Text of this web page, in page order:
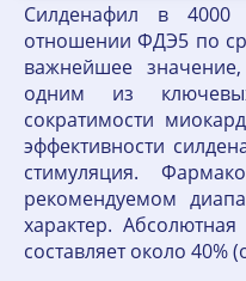
Силденафил в 4000
отношении ФДЭ5 по
важнейшее
одним из
сократимости
эффективности
стимуляция.
рекомендуемом
характер.
составляет около 40%